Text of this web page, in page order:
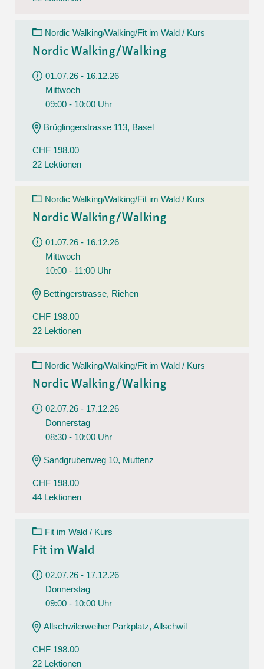
Nordic Walking/Walking/Fit im Wald / Kurs
Nordic Walking/Walking
01.07.26 - 16.12.26
Mittwoch
09:00 - 10:00 Uhr
Brüglingerstrasse 113, Basel
CHF 198.00
22 Lektionen
Nordic Walking/Walking/Fit im Wald / Kurs
Nordic Walking/Walking
01.07.26 - 16.12.26
Mittwoch
10:00 - 11:00 Uhr
Bettingerstrasse, Riehen
CHF 198.00
22 Lektionen
Nordic Walking/Walking/Fit im Wald / Kurs
Nordic Walking/Walking
02.07.26 - 17.12.26
Donnerstag
08:30 - 10:00 Uhr
Sandgrubenweg 10, Muttenz
CHF 198.00
44 Lektionen
Fit im Wald / Kurs
Fit im Wald
02.07.26 - 17.12.26
Donnerstag
09:00 - 10:00 Uhr
Allschwilerweiher Parkplatz, Allschwil
CHF 198.00
22 Lektionen